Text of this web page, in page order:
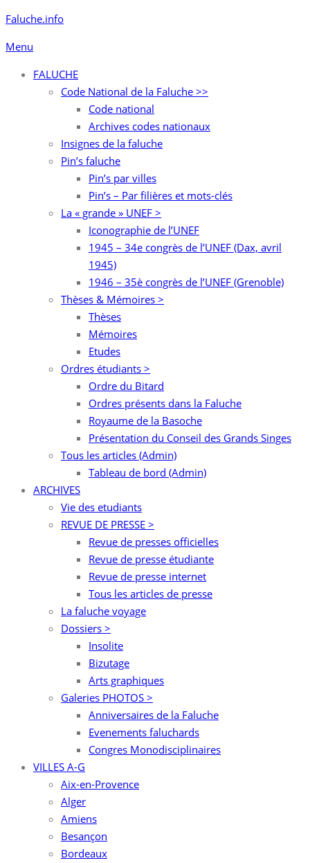
Aller
contenu
Faluche.info
Menu
FALUCHE
Code National de la Faluche >>
Code national
Archives codes nationaux
Insignes de la faluche
Pin’s faluche
Pin’s par villes
Pin’s – Par filières et mots-clés
La « grande » UNEF >
Iconographie de l’UNEF
1945 – 34e congrès de l’UNEF (Dax, avril
1945)
1946 – 35è congrès de l’UNEF (Grenoble)
Thèses & Mémoires >
Thèses
Mémoires
Etudes
Ordres étudiants >
Ordre du Bitard
Ordres présents dans la Faluche
Royaume de la Basoche
Présentation du Conseil des Grands Singes
Tous les articles (Admin)
Tableau de bord (Admin)
ARCHIVES
Vie des etudiants
REVUE DE PRESSE >
Revue de presses officielles
Revue de presse étudiante
Revue de presse internet
Tous les articles de presse
La faluche voyage
Dossiers >
Insolite
Bizutage
Arts graphiques
Galeries PHOTOS >
Anniversaires de la Faluche
Evenements faluchards
Congres Monodisciplinaires
VILLES A-G
Aix-en-Provence
Alger
Amiens
Besançon
Bordeaux